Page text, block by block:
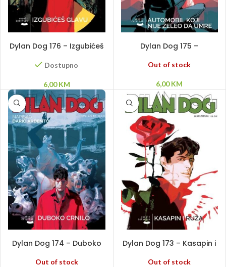
Dylan Dog 176 – Izgubićeš
glavu
Dostupno
6,00KM
Dylan Dog 175 –
Automobil koji nije želeo
da umre
Out of stock
6,00KM
Dylan Dog 174 – Duboko
Out of stock
Dylan Dog 173 – Kasapin i
Out of stock